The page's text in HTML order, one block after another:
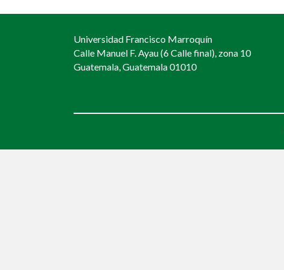
Universidad Francisco Marroquín
Calle Manuel F. Ayau (6 Calle final), zona 10
Guatemala, Guatemala 01010